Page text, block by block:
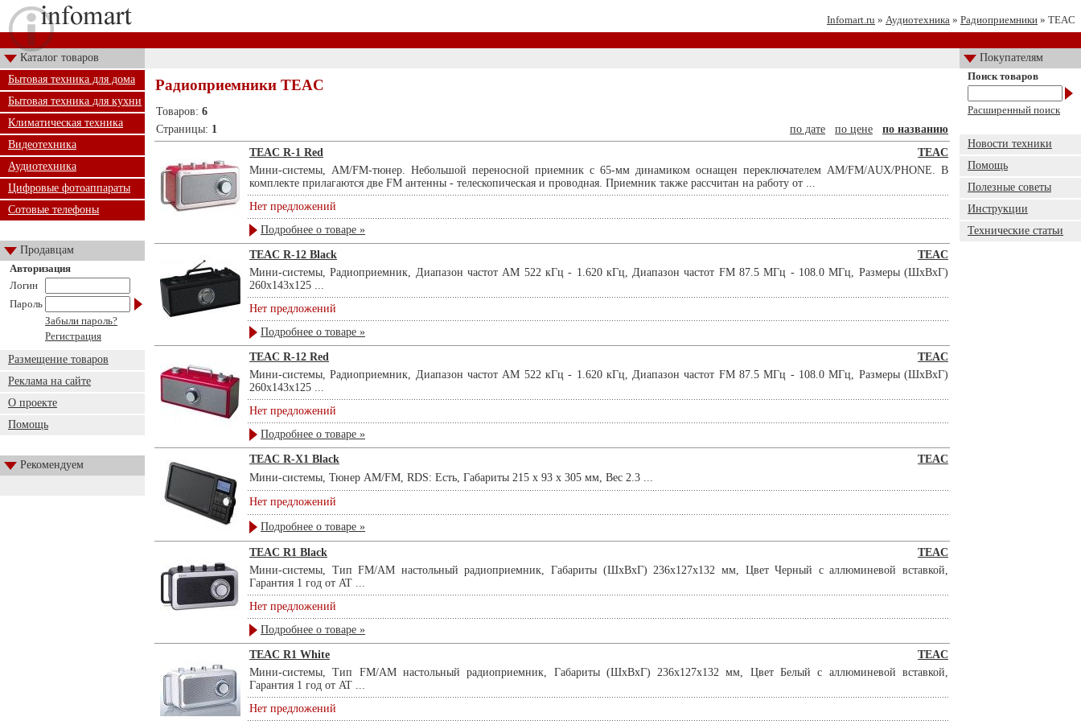
Infomart.ru » Аудиотехника » Радиоприемники » TEAC
Каталог товаров
Покупателям
Бытовая техника для дома
Бытовая техника для кухни
Климатическая техника
Видеотехника
Аудиотехника
Цифровые фотоаппараты
Сотовые телефоны
Продавцам
Авторизация
Логин
Пароль
Забыли пароль?
Регистрация
Размещение товаров
Реклама на сайте
О проекте
Помощь
Рекомендуем
Радиоприемники TEAC
Товаров: 6
Страницы: 1 по дате по цене
по названию
TEAC R-1 Red
TEAC
Мини-системы, AM/FM-тюнер. Небольшой переносной приемник с 65-мм динамиком оснащен переключателем AM/FM/AUX/PHONE. В
комплекте прилагаются две FM антенны - телескопическая и проводная. Приемник также рассчитан на работу от ...
Нет предложений
Подробнее о товаре »
TEAC R-12 Black
TEAC
Мини-системы, Радиоприемник, Диапазон частот AM 522 кГц - 1.620 кГц, Диапазон частот FM 87.5 МГц - 108.0 МГц, Размеры (ШхВхГ)
260х143х125 ...
Нет предложений
Подробнее о товаре »
TEAC R-12 Red
TEAC
Мини-системы, Радиоприемник, Диапазон частот AM 522 кГц - 1.620 кГц, Диапазон частот FM 87.5 МГц - 108.0 МГц, Размеры (ШхВхГ)
260х143х125 ...
Нет предложений
Подробнее о товаре »
TEAC R-X1 Black
TEAC
Мини-системы, Тюнер AM/FM, RDS: Есть, Габариты 215 x 93 x 305 мм, Вес 2.3 ...
Нет предложений
Подробнее о товаре »
TEAC R1 Black
TEAC
Мини-системы, Тип FM/AM настольный радиоприемник, Габариты (ШхВхГ) 236х127х132 мм, Цвет Черный с аллюминевой вставкой,
Гарантия 1 год от AT ...
Нет предложений
Подробнее о товаре »
TEAC R1 White
TEAC
Мини-системы, Тип FM/AM настольный радиоприемник, Габариты (ШхВхГ) 236х127х132 мм, Цвет Белый с аллюминевой вставкой,
Гарантия 1 год от AT ...
Нет предложений
Поиск товаров
Расширенный поиск
Новости техники
Помощь
Полезные советы
Инструкции
Технические статьи